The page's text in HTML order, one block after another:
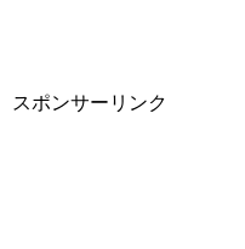
スポンサーリンク